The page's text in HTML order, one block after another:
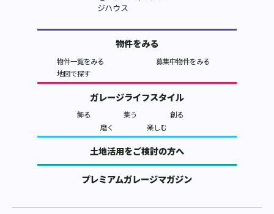
物件をみる
物件一覧をみる
募集中物件をみる
地図で探す
ガレージライフスタイル
飾る 集う
創る
磨く
楽しむ
土地活用をご検討の方へ
プレミアムガレージマガジン